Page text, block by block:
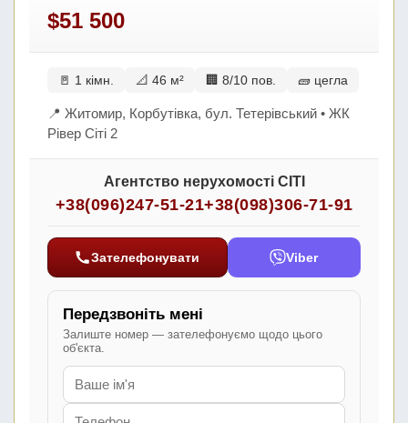
$51 500
🚪 1 кімн. 📐 46 м² 🏢 8/10 пов. 🧱 цегла
📍 Житомир, Корбутівка, бул. Тетерівський • ЖК
Рівер Сіті 2
Агентство нерухомості СІТІ
+38(096)247-51-21+38(098)306-71-91
Зателефонувати Viber
Передзвоніть мені
Залиште номер — зателефонуємо щодо цього
об'єкта.